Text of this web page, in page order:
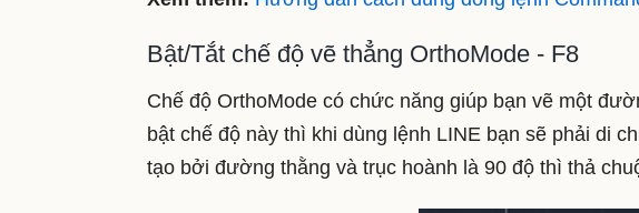
Bật/Tắt chế độ vẽ thẳng OrthoMode - F8
Chế độ OrthoMode có chức năng giúp bạn vẽ một
bật chế độ này thì khi dùng lệnh LINE bạn sẽ phải di
tạo bởi đường thằng và trục hoành là 90 độ thì thả